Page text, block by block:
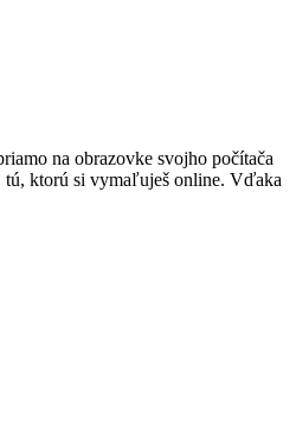
na obrazovke svojho počítača
tú, ktorú si vymaľuješ online. Vďaka